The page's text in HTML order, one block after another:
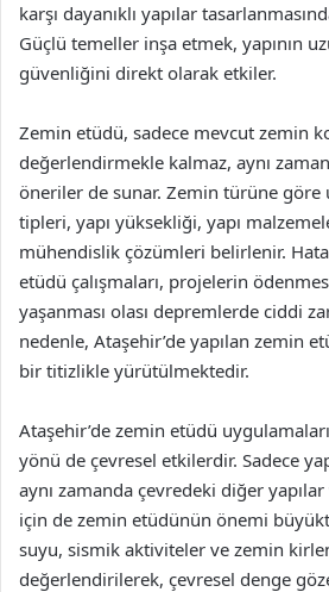
karşı dayanıklı yapılar
Güçlü temeller inşa etmek, yapının
güvenliğini direkt olarak etkiler.
Zemin etüdü, sadece mevcut zemin
değerlendirmekle kalmaz, aynı
öneriler de sunar. Zemin türüne göre
tipleri, yapı yüksekliği, yapı
mühendislik çözümleri belirlenir.
etüdü çalışmaları, projelerin
yaşanması olası depremlerde ciddi
nedenle, Ataşehir’de yapılan zemin
bir titizlikle yürütülmektedir.
Ataşehir’de zemin etüdü
yönü de çevresel etkilerdir. Sadece
aynı zamanda çevredeki diğer
için de zemin etüdünün önemi
suyu, sismik aktiviteler ve zemin
değerlendirilerek, çevresel denge